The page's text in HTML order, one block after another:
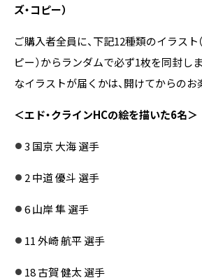
ズ・コピー）
ご購入者全員に、下記12種類のイラスト
ピー）からランダムで必ず1枚を同封し
なイラストが届くかは、開けてからのお
＜エド・クラインHCの絵を描いた6名＞
3 国京 大海 選手
2 中道 優斗 選手
6 山岸 隼 選手
11 外崎 航平 選手
18 古賀 健太 選手